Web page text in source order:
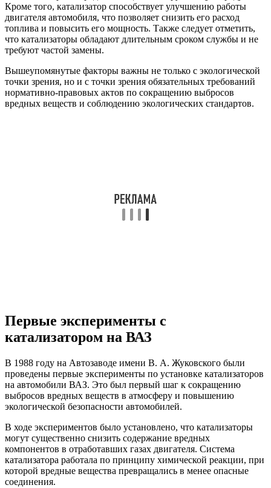
Кроме того, катализатор способствует улучшению работы
двигателя автомобиля, что позволяет снизить его расход
топлива и повысить его мощность. Также следует отметить,
что катализаторы обладают длительным сроком службы и не
требуют частой замены.
Вышеупомянутые факторы важны не только с экологической
точки зрения, но и с точки зрения обязательных требований
нормативно-правовых актов по сокращению выбросов
вредных веществ и соблюдению экологических стандартов.
Первые эксперименты с
катализатором на ВАЗ
В 1988 году на Автозаводе имени В. А. Жуковского были
проведены первые эксперименты по установке катализаторов
на автомобили ВАЗ. Это был первый шаг к сокращению
выбросов вредных веществ в атмосферу и повышению
экологической безопасности автомобилей.
В ходе экспериментов было установлено, что катализаторы
могут существенно снизить содержание вредных
компонентов в отработавших газах двигателя. Система
катализатора работала по принципу химической реакции, при
которой вредные вещества превращались в менее опасные
соединения.